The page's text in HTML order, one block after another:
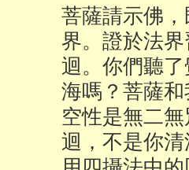
菩薩請示佛
界。證於法
迴。你們聽
海嗎？菩薩
空性是無二
迴，不是你